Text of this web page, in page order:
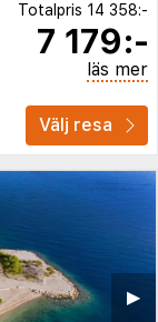
Totalpris 14 358:-
7 179:-
läs mer
Välj resa
▶︎